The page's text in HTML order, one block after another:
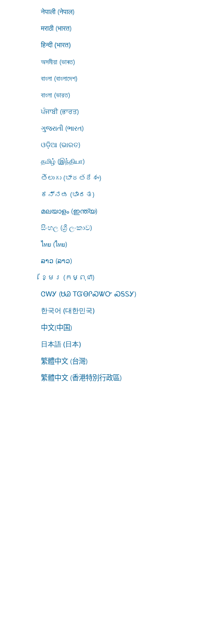
नेपाली (नेपाल)
मराठी (भारत)
हिन्दी (भारत)
অসমীয়া (ভাৰত)
বাংলা (বাংলাদেশ)
বাংলা (ভারত)
ਪੰਜਾਬੀ (ਭਾਰਤ)
ગુજરાતી (ભારત)
ଓଡ଼ିଆ (ଭାରତ)
தமிழ் (இந்தியா)
తెలుగు (భారతదేశం)
ಕನ್ನಡ (ಭಾರತ)
മലയാളം (ഇന്ത്യ)
සිංහල (ශ්‍රී ලංකාව)
ไทย (ไทย)
ລາວ (ລາວ)
ខ្មែរ (កម្ពុជា)
ᏣᎳᎩ (ᏌᏊ ᎢᏳᎾᎵᏍᏔᏅ ᏍᎦᏚᎩ)
한국어 (대한민국)
中文(中国)
日本語 (日本)
繁體中文 (台灣)
繁體中文 (香港特別行政區)